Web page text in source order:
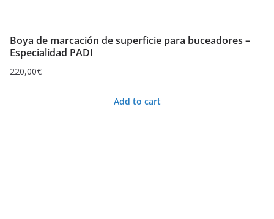
Boya de marcación de superficie para buceadores –
Especialidad PADI
220,00€
Add to cart